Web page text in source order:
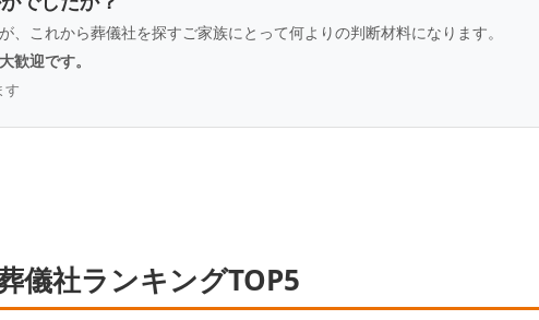
、これから葬儀社を探すご家族にとって何よりの判断材料になります。
歓迎です。
す
儀社ランキングTOP5